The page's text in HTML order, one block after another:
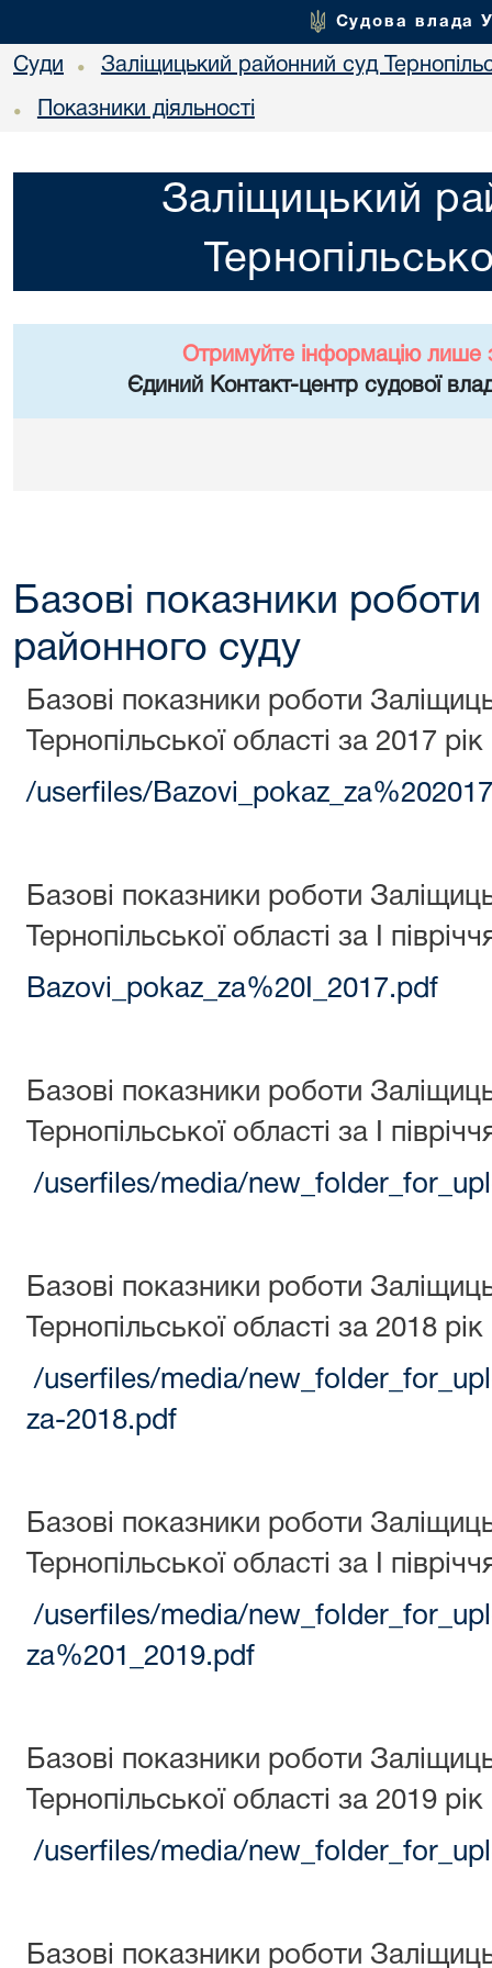
Судова влада
Суди • Заліщицький районний суд
• Показники діяльності
Заліщицький
Отримуйте інформацію лише
Єдиний Контакт-центр судової
Базові показники
районного суду
Базові показники роботи
Тернопільської області за 2017 рік
/userfiles/
Базові показники роботи
Тернопільської області за І
Bazovi_pokaz_za%20I_2017.pdf
Базові показники роботи
Тернопільської області за І
/userfiles/media/
Базові показники роботи
Тернопільської області за 2018 рік
/userfiles/media/
za-2018.pdf
Базові показники роботи
Тернопільської області за І
/userfiles/media/
za%201_2019.pdf
Базові показники роботи
Тернопільської області за 2019 рік
/userfiles/media/
Базові показники роботи